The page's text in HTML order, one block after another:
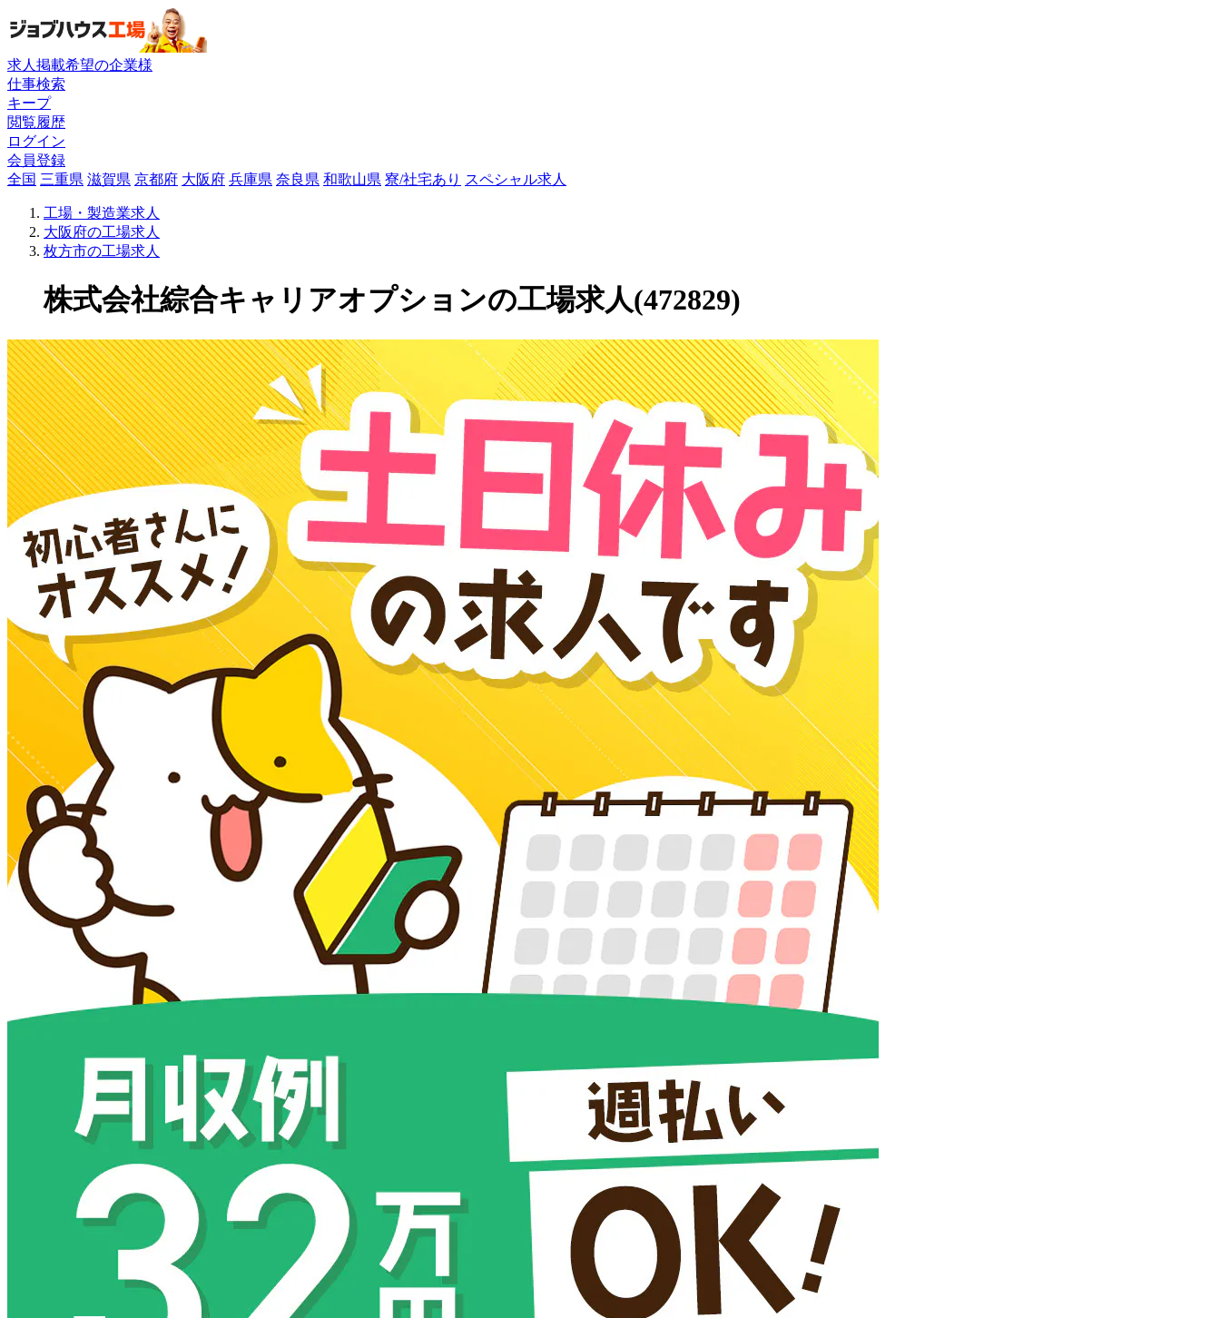
求人掲載希望の企業様
仕事検索
キープ
閲覧履歴
ログイン
会員登録
全国 三重県 滋賀県 京都府 大阪府 兵庫県 奈良県 和歌山県 寮/社宅あり スペシャル求人
工場・製造業求人
大阪府の工場求人
枚方市の工場求人
株式会社綜合キャリアオプションの工場求人(472829)